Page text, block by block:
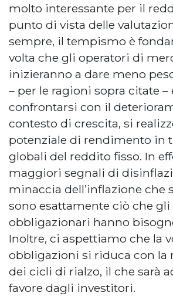
molto interessante per il
punto di vista delle
sempre, il tempismo è
volta che gli operatori di
inizieranno a dare meno
– per le ragioni sopra citate –
confrontarsi con il
contesto di crescita, si
potenziale di rendimento in
globali del reddito fisso. In
maggiori segnali di
minaccia dell’inflazione che
sono esattamente ciò che
obbligazionari hanno
Inoltre, ci aspettiamo che la
obbligazioni si riduca con la
dei cicli di rialzo, il che sarà
favore dagli investitori.